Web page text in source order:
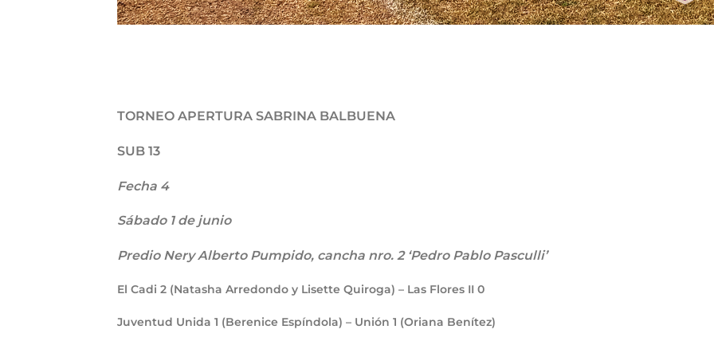
TORNEO APERTURA SABRINA BALBUENA
SUB 13
Fecha 4
Sábado 1 de junio
Predio Nery Alberto Pumpido, cancha nro. 2 ‘Pedro Pablo Pasculli’
El Cadi 2 (Natasha Arredondo y Lisette Quiroga) – Las Flores II 0
Juventud Unida 1 (Berenice Espíndola) – Unión 1 (Oriana Benítez)